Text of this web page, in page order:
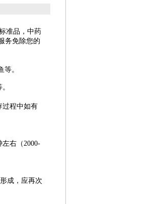
准品，中药
务免除您的
。
过程中如有
右（2000-
成，应再次